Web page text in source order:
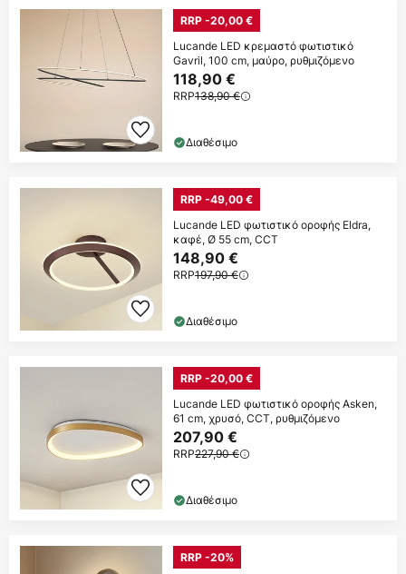
RRP -20,00 €
Lucande LED κρεμαστό φωτιστικό
Gavril, 100 cm, μαύρο, ρυθμιζόμενο
118,90 €
RRP138,90 €
Διαθέσιμο
RRP -49,00 €
Lucande LED φωτιστικό οροφής Eldra,
καφέ, Ø 55 cm, CCT
148,90 €
RRP197,90 €
Διαθέσιμο
RRP -20,00 €
Lucande LED φωτιστικό οροφής Asken,
61 cm, χρυσό, CCT, ρυθμιζόμενο
207,90 €
RRP227,90 €
Διαθέσιμο
RRP -20%